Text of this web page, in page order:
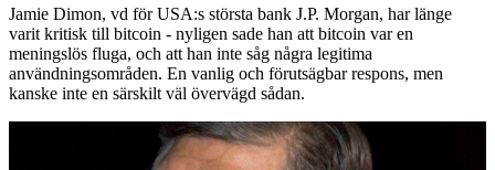
Jamie Dimon, vd för USA:s största bank J.P. Morgan, har länge
varit kritisk till bitcoin - nyligen sade han att bitcoin var en
meningslös fluga, och att han inte såg några legitima
användningsområden. En vanlig och förutsägbar respons, men
kanske inte en särskilt väl övervägd sådan.